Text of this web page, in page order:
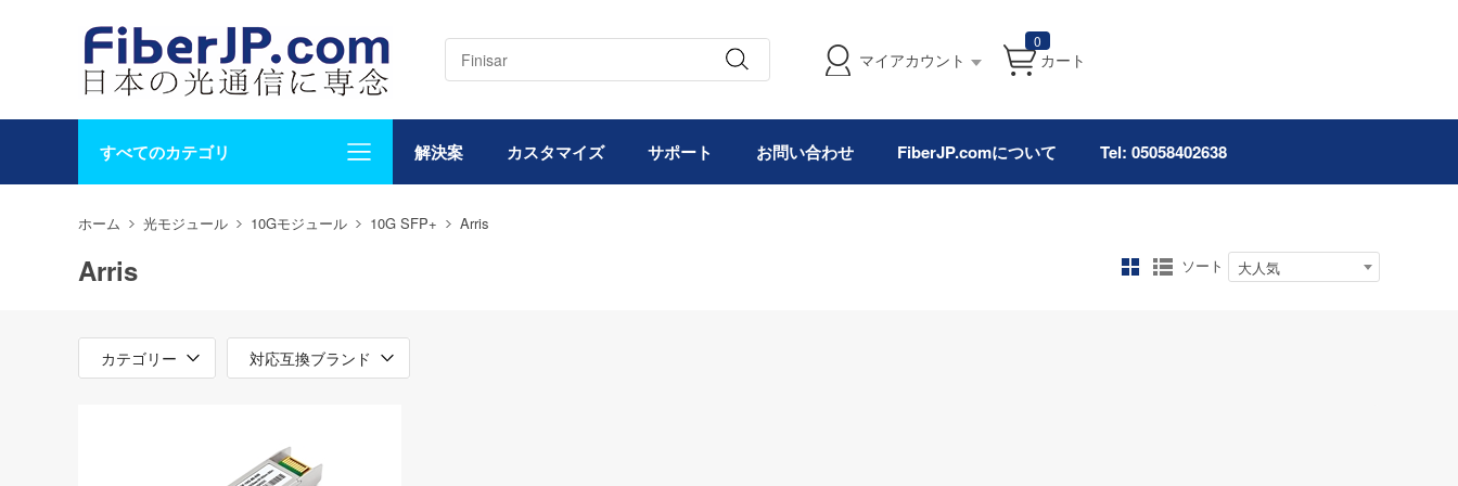
マイアカウント
0
カート
すべてのカテゴリ 解決案 カスタマイズ サポート お問い合わせ FiberJP.comについて Tel: 05058402638
ホーム 光モジュール 10Gモジュール 10G SFP+ Arris
Arris ソート 大人気
カテゴリー 対応互換ブランド